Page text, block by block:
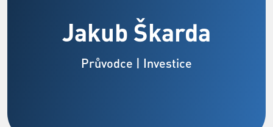
Jakub Škarda
Průvodce | Investice